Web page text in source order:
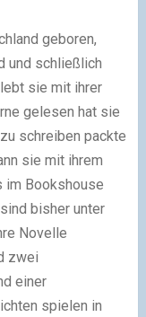
geboren,
und schließlich
sie mit ihrer
gelesen hat sie
schreiben packte
sie mit ihrem
im Bookshouse
bisher unter
Novelle
zwei
einer
spielen in